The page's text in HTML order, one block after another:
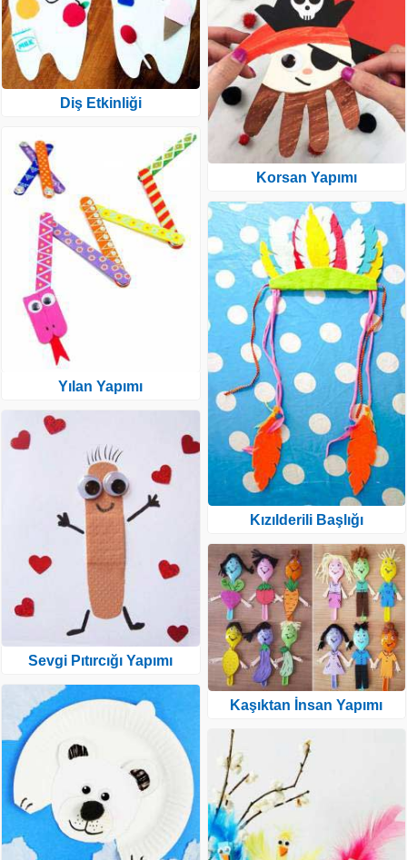
Diş Etkinliği
Yılan Yapımı
Sevgi Pıtırcığı Yapımı
Korsan Yapımı
Kızılderili Başlığı
Kaşıktan İnsan Yapımı